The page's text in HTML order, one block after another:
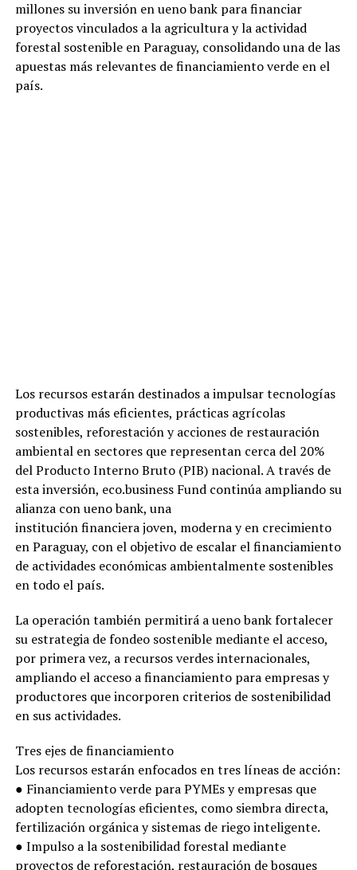
millones su inversión en ueno bank para financiar
proyectos vinculados a la agricultura y la actividad
forestal sostenible en Paraguay, consolidando una de las
apuestas más relevantes de financiamiento verde en el
país.
Los recursos estarán destinados a impulsar tecnologías
productivas más eficientes, prácticas agrícolas
sostenibles, reforestación y acciones de restauración
ambiental en sectores que representan cerca del 20%
del Producto Interno Bruto (PIB) nacional. A través de
esta inversión, eco.business Fund continúa ampliando su
alianza con ueno bank, una
institución financiera joven, moderna y en crecimiento
en Paraguay, con el objetivo de escalar el financiamiento
de actividades económicas ambientalmente sostenibles
en todo el país.
La operación también permitirá a ueno bank fortalecer
su estrategia de fondeo sostenible mediante el acceso,
por primera vez, a recursos verdes internacionales,
ampliando el acceso a financiamiento para empresas y
productores que incorporen criterios de sostenibilidad
en sus actividades.
Tres ejes de financiamiento
Los recursos estarán enfocados en tres líneas de acción:
● Financiamiento verde para PYMEs y empresas que
adopten tecnologías eficientes, como siembra directa,
fertilización orgánica y sistemas de riego inteligente.
● Impulso a la sostenibilidad forestal mediante
proyectos de reforestación, restauración de bosques